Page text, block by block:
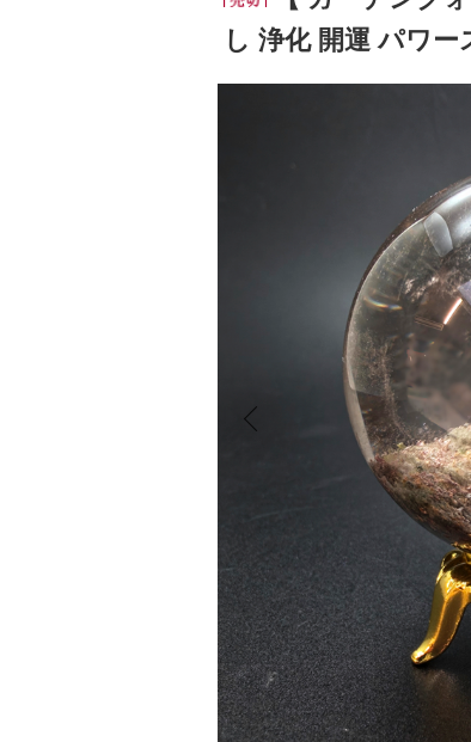
し 浄化 開運 パワー